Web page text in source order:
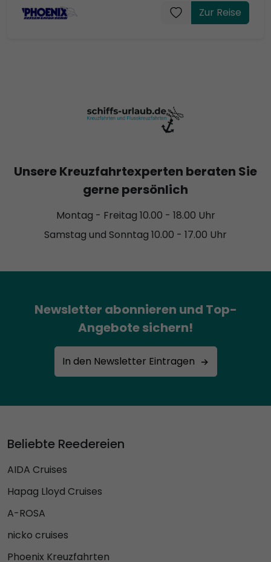
Zur Reise
Unsere Kreuzfahrtexperten beraten Sie
gerne persönlich
Montag - Freitag 10.00 - 18.00 Uhr
Samstag und Sonntag 10.00 - 17.00 Uhr
Newsletter abonnieren und Top-
Angebote sichern!
In den Newsletter Eintragen
Beliebte Reedereien
AIDA Cruises
Hapag Lloyd Cruises
A-ROSA
nicko cruises
Phoenix Kreuzfahrten